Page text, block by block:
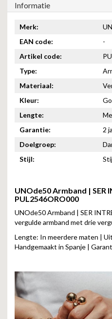
Informatie
Merk:
EAN code:
-
Artikel code:
Type:
Materiaal:
Kleur:
Lengte:
Garantie:
2
Doelgroep:
Stijl:
UNOde50 Armband | SER
PUL2546ORO000
UNOde50 Armband | SER
vergulde armband met drie
Lengte: In meerdere maten |
Handgemaakt in Spanje |